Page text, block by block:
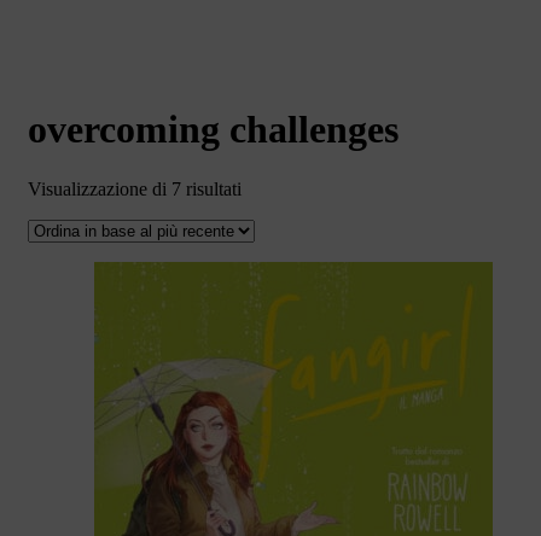
overcoming challenges
Visualizzazione di 7 risultati
base